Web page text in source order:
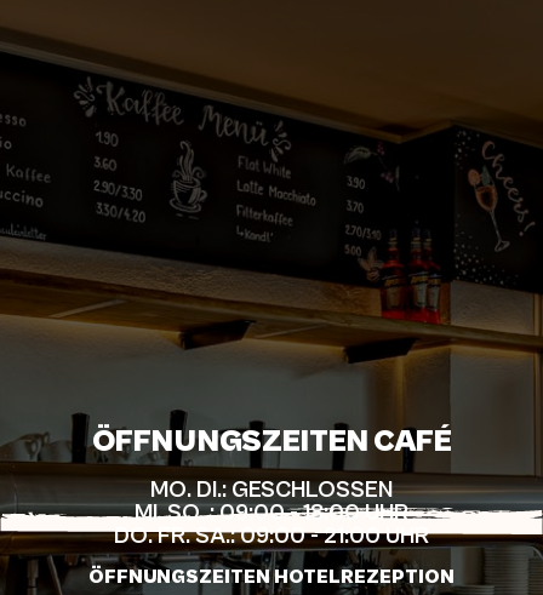
ÖFFNUNGSZEITEN CAFÉ
MO. DI.: GESCHLOSSEN
MI. SO. : 09:00 - 18:00 UHR
DO. FR. SA.: 09:00 - 21:00 UHR
ÖFFNUNGSZEITEN HOTELREZEPTION